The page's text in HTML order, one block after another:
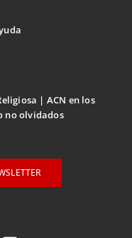
ACN en los
no olvidados